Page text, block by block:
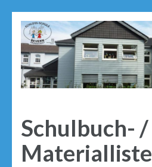
Schulbuch- /
Materialliste